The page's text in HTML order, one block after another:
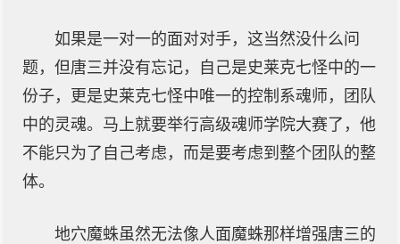
如果是一对一的面对对手，这当然没什么问
题，但唐三并没有忘记，自己是史莱克七怪中的一
份子，更是史莱克七怪中唯一的控制系魂师，团队
中的灵魂。马上就要举行高级魂师学院大赛了，他
不能只为了自己考虑，而是要考虑到整个团队的整
体。
地穴魔蛛虽然无法像人面魔蛛那样增强唐三的